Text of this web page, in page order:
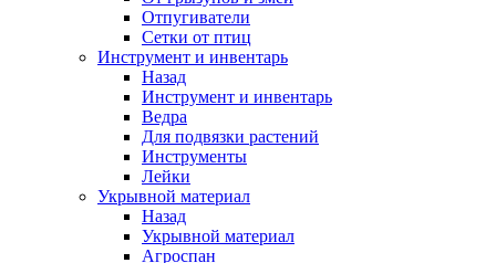
Отпугиватели
Сетки от птиц
Инструмент и инвентарь
Назад
Инструмент и инвентарь
Ведра
Для подвязки растений
Инструменты
Лейки
Укрывной материал
Назад
Укрывной материал
Агроспан